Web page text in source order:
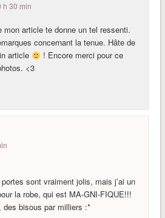
h 30 min
mon article te donne un tel ressenti.
concernant la tenue. Hâte de
article
! Encore merci pour ce
<3
sont vraiment jolis, mais j’ai un
la robe, qui est MA-GNI-FIQUE!!!
des bisous par milliers :*